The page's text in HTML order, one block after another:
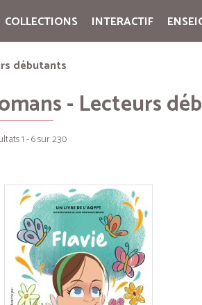
COLLECTIONS INTERACTIF
débutants
- Lecteurs
1 - 6 sur 230